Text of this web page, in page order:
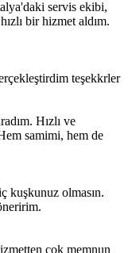
servis ekibi,
bir hizmet aldım.
teşekkrler
Hızlı ve
samimi, hem de
kuşkunuz olmasın.
çok memnun